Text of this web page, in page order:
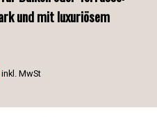
und mit luxuriösem
inkl. MwSt